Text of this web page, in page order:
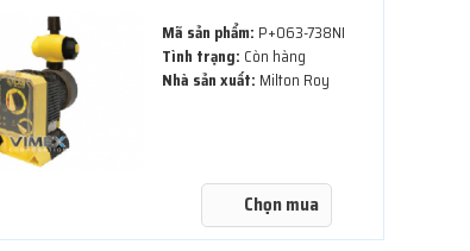
Mã sản phẩm: P+063-738NI
Tình trạng: Còn hàng
Nhà sản xuất: Milton Roy
Chọn mua